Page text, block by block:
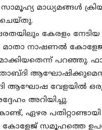
സാമൂഹ്യ മാധ്യമങ്ങൾ
ചെയ്തു.
കേരളം നേടിയ
നാഷണൽ
പറഞ്ഞു.
ആഘോഷിക്കുമെന്ന്
ആഘോഷ വേളയിൽ ഒരു
അറിയിച്ചു.
ഏഴര
സമൂഹത്തെ